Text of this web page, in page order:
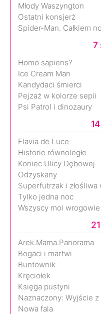
Młody Waszyngton
Ostatni konsjerż
Spider-Man. Całkiem
7
Homo sapiens?
Ice Cream Man
Kandydaci śmierci
Pejzaż w kolorze sepii
Psi Patrol i dinozaury
Flavia de Luce
Historie równoległe
Koniec Ulicy Dębowej
Odzyskany
Superfutrzak i złośliwa
Tylko jedna noc
Wszyscy moi wrogowie
Arek.Mama.Panorama
Bogaci i martwi
Buntownik
Kręciołek
Księga pustyni
Naznaczony: Wyjście
Nowa fala